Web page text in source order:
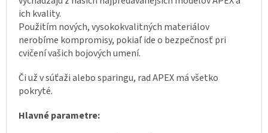
ich kvality.
Použitím nových, vysokokvalitných materiálov
nerobíme kompromisy, pokiaľ ide o bezpečnosť pri
cvičení vašich bojových umení.
Či už v súťaži alebo sparingu, rad APEX má všetko
pokryté.
Hlavné parametre: